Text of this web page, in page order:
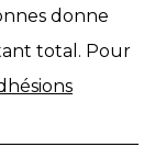
donne
total. Pour